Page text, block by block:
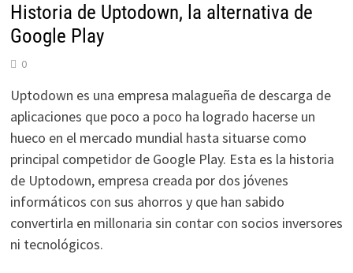
Historia de Uptodown, la alternativa de
Google Play
0
Uptodown es una empresa malagueña de descarga de
aplicaciones que poco a poco ha logrado hacerse un
hueco en el mercado mundial hasta situarse como
principal competidor de Google Play. Esta es la historia
de Uptodown, empresa creada por dos jóvenes
informáticos con sus ahorros y que han sabido
convertirla en millonaria sin contar con socios inversores
ni tecnológicos.